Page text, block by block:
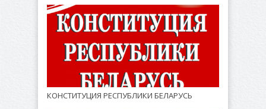
КОНСТИТУЦИЯ РЕСПУБЛИКИ БЕЛАРУСЬ